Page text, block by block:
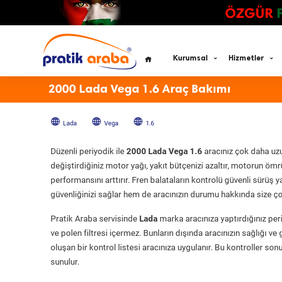
ÖZGÜR
Kurumsal Hizmetler
2000 Lada Vega 1.6 Araç Bakımı
Lada Vega 1.6
Düzenli periyodik ile 2000 Lada Vega 1.6 aracınız çok daha
değiştirdiğiniz motor yağı, yakıt bütçenizi azaltır, motorun
performansını arttırır. Fren balataların kontrolü güvenli sürüş
güvenliğinizi sağlar hem de aracınızın durumu hakkında size
Pratik Araba servisinde Lada marka aracınıza yaptırdığınız
ve polen filtresi içermez. Bunların dışında aracınızın sağlığı
oluşan bir kontrol listesi aracınıza uygulanır. Bu kontroller
sunulur.